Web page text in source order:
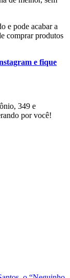
e pode acabar a
comprar produtos
e fique
349 e
por você!